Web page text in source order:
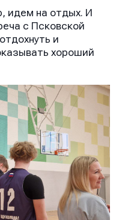
идем на отдых. И
с Псковской
и
хороший